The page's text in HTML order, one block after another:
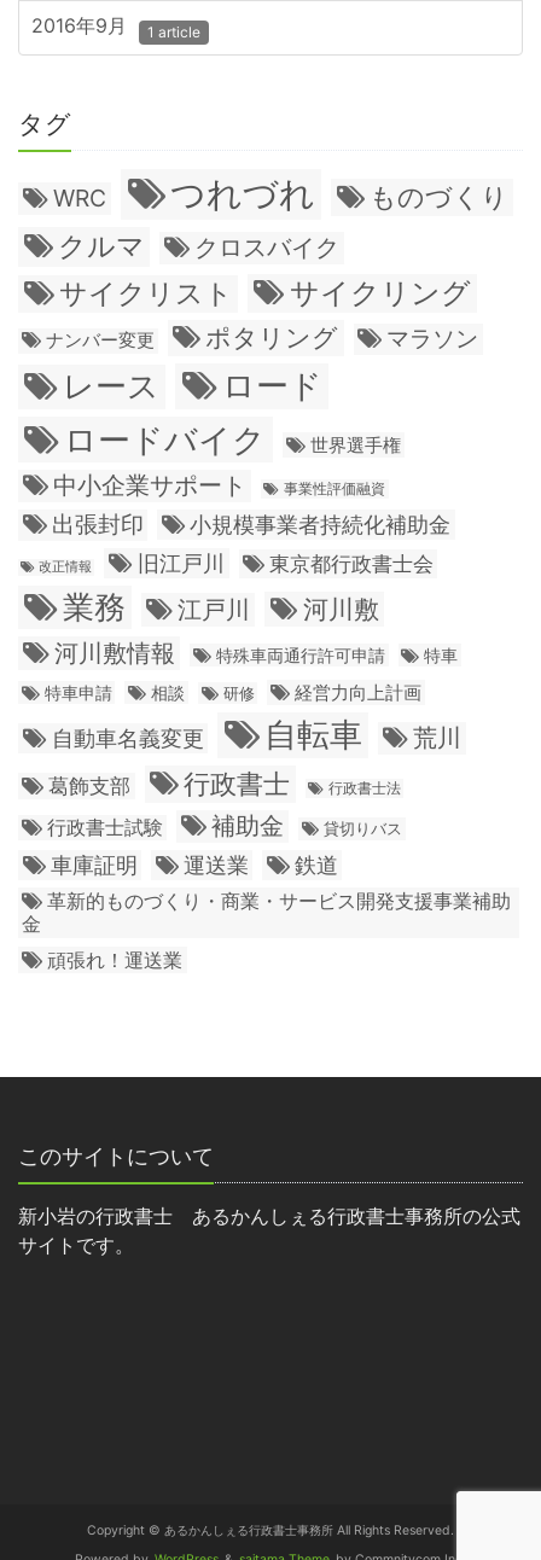
2016年9月 1 article
タグ
WRC つれづれ ものづくり
クルマ クロスバイク
サイクリスト サイクリング
ナンバー変更 ポタリング マラソン
レース
ロード
ロードバイク
世界選手権
中小企業サポート 事業性評価融資
出張封印 小規模事業者持続化補助金
改正情報 旧江戸川 東京都行政書士会
業務 江戸川
河川敷
河川敷情報
特殊車両通行許可申請
特車
特車申請
相談 研修 経営力向上計画
自動車名義変更 自転車 荒川
葛飾支部 行政書士 行政書士法
行政書士試験 補助金 貸切りバス
車庫証明 運送業 鉄道
革新的ものづくり・商業・サービス開発支援事業補助
金
頑張れ！運送業
このサイトについて
新小岩の行政書士 あるかんしぇる行政書士事務所の公式
サイトです。
Copyright © あるかんしぇる行政書士事務所 All Rights Reserved.